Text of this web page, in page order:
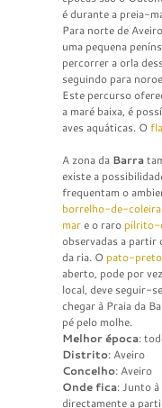
é durante a preia-
Para norte de
uma pequena
percorrer a orla
seguindo para
Este percurso
a maré baixa, é
aves aquáticas. O
A zona da Barra
existe a
frequentam o
borrelho-de-
mare o raro pilrito-
observadas a partir
da ria. O pato-preto
aberto, pode por
local, deve seguir-
chegar à Praia da
pé pelo molhe.
Melhor época:
Distrito: Aveiro
Concelho: Aveiro
Onde fica: Junto
directamente a